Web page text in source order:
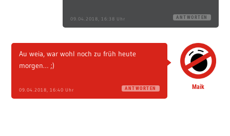
09.04.2018, 16:38 Uhr ANTWORTEN
Maik
Au weia, war wohl noch zu früh heute
morgen… ;)
09.04.2018, 16:40 Uhr ANTWORTEN